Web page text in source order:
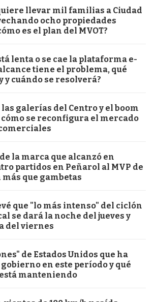
llevar mil familias a Ciudad
ocho propiedades
es el plan del MVOT?
lenta o se cae la plataforma e-
alcance tiene el problema, qué
y cuándo se resolverá?
las galerías del Centro y el boom
cómo se reconfigura el mercado
la marca que alcanzó en
partidos en Peñarol al MVP de
que gambetas
que "lo más intenso" del ciclón
se dará la noche del jueves y
del viernes
de Estados Unidos que ha
en este período y qué
manteniendo